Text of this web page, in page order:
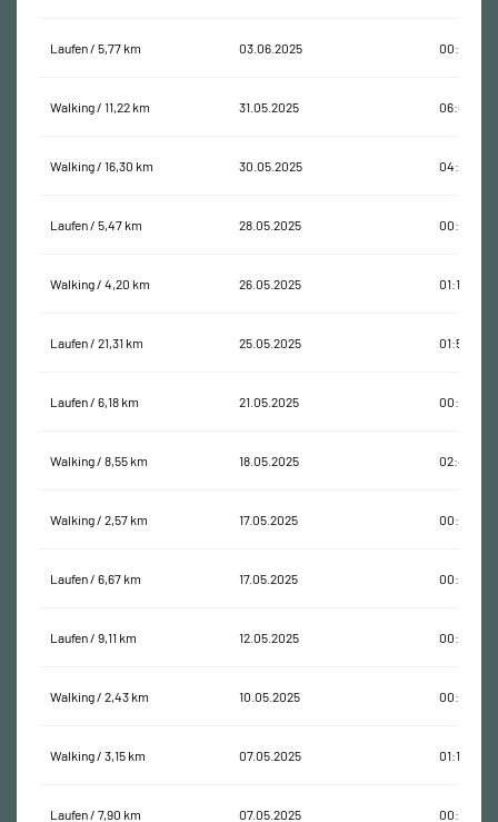
Laufen / 5,77 km 03.06.2025 00:34:53
Walking / 11,22 km 31.05.2025 06:03:02
Walking / 16,30 km 30.05.2025 04:42:35
Laufen / 5,47 km 28.05.2025 00:32:48
Walking / 4,20 km 26.05.2025 01:18:57
Laufen / 21,31 km 25.05.2025 01:56:29
Laufen / 6,18 km 21.05.2025 00:37:45
Walking / 8,55 km 18.05.2025 02:49:53
Walking / 2,57 km 17.05.2025 00:37:43
Laufen / 6,67 km 17.05.2025 00:51:52
Laufen / 9,11 km 12.05.2025 00:57:18
Walking / 2,43 km 10.05.2025 00:37:01
Walking / 3,15 km 07.05.2025 01:10:05
Laufen / 7,90 km 07.05.2025 00:51:18